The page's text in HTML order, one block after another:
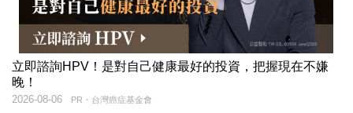
立即諮詢HPV！是對自己健康最好的投資，把握現在不嫌
晚！
PR・台灣癌症基金會
2026-08-06